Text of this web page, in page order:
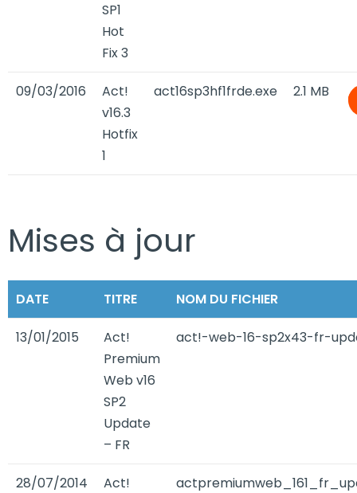
SP1
Hot
Fix 3
09/03/2016
Act!
v16.3
Hotfix
1
act16sp3hf1frde.exe 2.1 MB
Mises à jour
DATE TITRE NOM DU FICHIER
13/01/2015
Act!
Premium
Web v16
SP2
Update
– FR
act!-web-16-sp2x43-fr-
28/07/2014
Act!